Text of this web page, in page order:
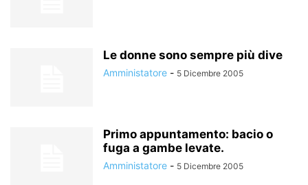
Le donne sono sempre più dive
Amministatore - 5 Dicembre 2005
Primo appuntamento: bacio o
fuga a gambe levate.
Amministatore - 5 Dicembre 2005